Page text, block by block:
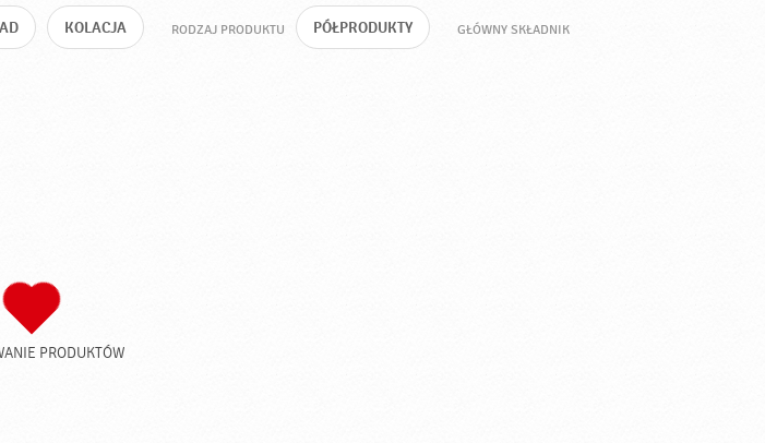
KOLACJA RODZAJ PRODUKTU PÓŁPRODUKTY GŁÓWNY SKŁADNIK
PRODUKTÓW